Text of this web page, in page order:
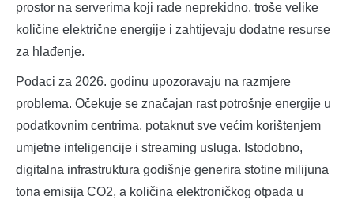
prostor na serverima koji rade neprekidno, troše velike
količine električne energije i zahtijevaju dodatne resurse
za hlađenje.
Podaci za 2026. godinu upozoravaju na razmjere
problema. Očekuje se značajan rast potrošnje energije u
podatkovnim centrima, potaknut sve većim korištenjem
umjetne inteligencije i streaming usluga. Istodobno,
digitalna infrastruktura godišnje generira stotine milijuna
tona emisija CO2, a količina elektroničkog otpada u